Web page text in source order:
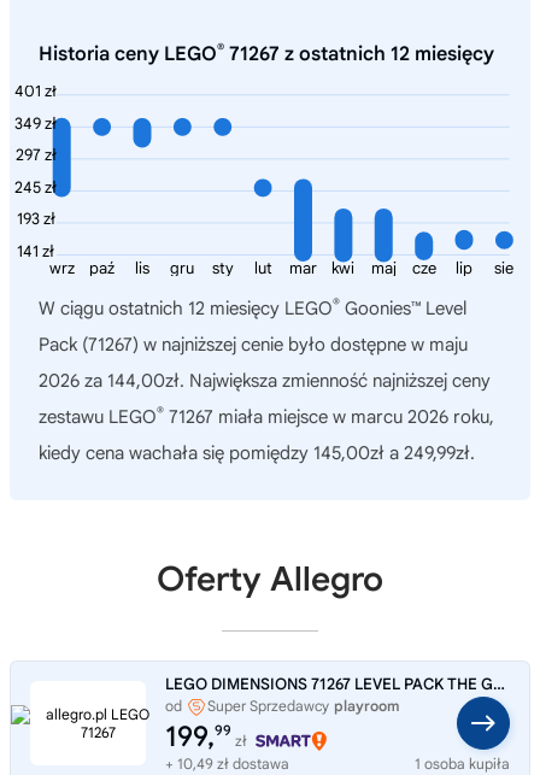
Historia ceny LEGO® 71267 z ostatnich 12 miesięcy
401 zł
349 zł
297 zł
245 zł
193 zł
141 zł
sie
lip
cze
maj
kwi
mar
lut
sty
gru
lis
paź
wrz
W ciągu ostatnich 12 miesięcy LEGO® Goonies™ Level
Pack (71267) w najniższej cenie było dostępne w maju
2026 za 144,00zł. Największa zmienność najniższej ceny
zestawu LEGO® 71267 miała miejsce w marcu 2026 roku,
kiedy cena wachała się pomiędzy 145,00zł a 249,99zł.
Oferty Allegro
LEGO DIMENSIONS 71267 LEVEL PACK THE GOONIES SLOTH PIRATE SHIP SKELETON
od Super Sprzedawcy playroom
199,99
zł
+ 10,49 zł dostawa
1 osoba kupiła